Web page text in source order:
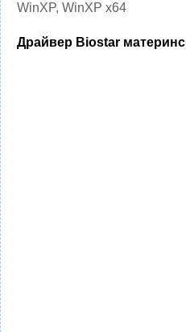
WinXP, WinXP x64
Драйвер Biostar